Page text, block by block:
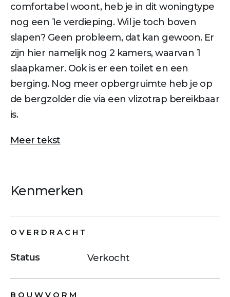
comfortabel woont, heb je in dit woningtype
nog een 1e verdieping. Wil je toch boven
slapen? Geen probleem, dat kan gewoon. Er
zijn hier namelijk nog 2 kamers, waarvan 1
slaapkamer. Ook is er een toilet en een
berging. Nog meer opbergruimte heb je op
de bergzolder die via een vlizotrap bereikbaar
is.
Meer tekst
Kenmerken
OVERDRACHT
Status Verkocht
BOUWVORM